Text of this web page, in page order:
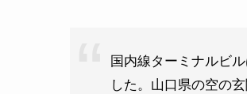
国内線ターミナルビ
した。山口県の空の